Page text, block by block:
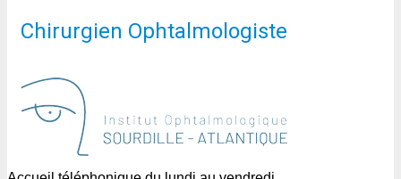
Chirurgien Ophtalmologiste